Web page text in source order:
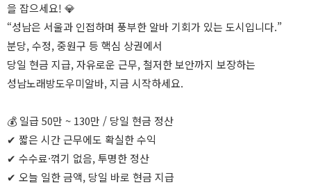
을 잡으세요! 💎
“성남은 서울과 인접하며 풍부한 알바 기회가 있는 도시입니다.”
분당, 수정, 중원구 등 핵심 상권에서
당일 현금 지급, 자유로운 근무, 철저한 보안까지 보장하는
성남노래방도우미알바, 지금 시작하세요.
💰 일급 50만 ~ 130만 / 당일 현금 정산
✔ 짧은 시간 근무에도 확실한 수익
✔ 수수료·꺾기 없음, 투명한 정산
✔ 오늘 일한 금액, 당일 바로 현금 지급